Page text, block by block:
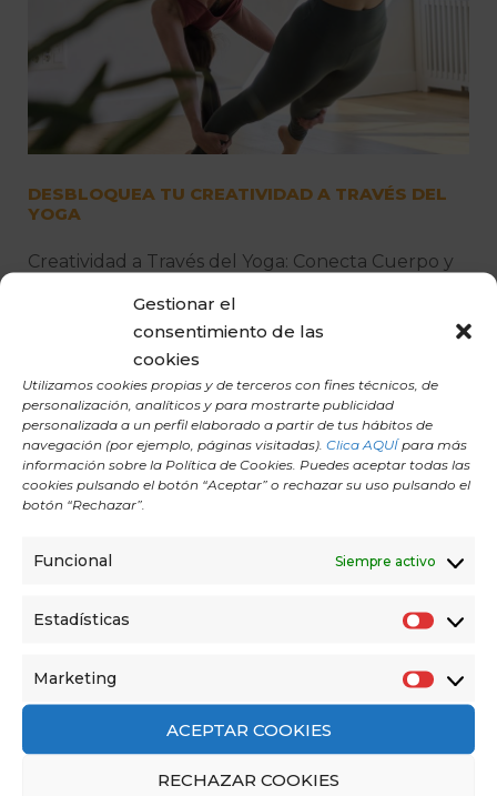
Gestionar el
consentimiento de las
cookies
Utilizamos cookies propias y de terceros con fines técnicos, de
personalización, analíticos y para mostrarte publicidad
personalizada a un perfil elaborado a partir de tus hábitos de
navegación (por ejemplo, páginas visitadas). Clica AQUÍpara más
información sobre la Política de Cookies. Puedes aceptar todas las
cookies pulsando el botón “Aceptar” o rechazar su uso pulsando el
botón “Rechazar”.
Funcional Siempre activo
Estadísticas
d
Marketing
r
ACEPTAR COOKIES
RECHAZAR COOKIES
DESBLOQUEA TU CREATIVIDAD A TRAVÉS DEL
YOGA
Creatividad a Través del Yoga: Conecta Cuerpo y
Política de Privacidad
Nota Legal
Términos y condiciones
hola@yogahomemadrid.com